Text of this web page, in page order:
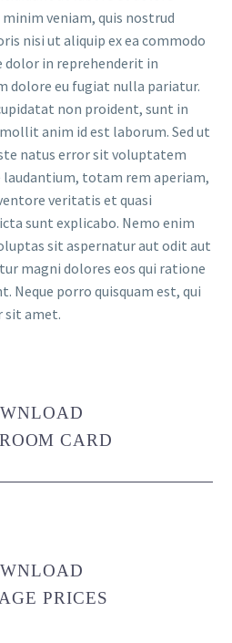
veniam, quis nostrud
nisi ut aliquip ex ea commodo
dolor in reprehenderit in
dolore eu fugiat nulla pariatur.
non proident, sunt in
anim id est laborum. Sed ut
natus error sit voluptatem
laudantium, totam rem aperiam,
veritatis et quasi
sunt explicabo. Nemo enim
sit aspernatur aut odit aut
magni dolores eos qui ratione
Neque porro quisquam est, qui
sit amet.
CARD
PRICES